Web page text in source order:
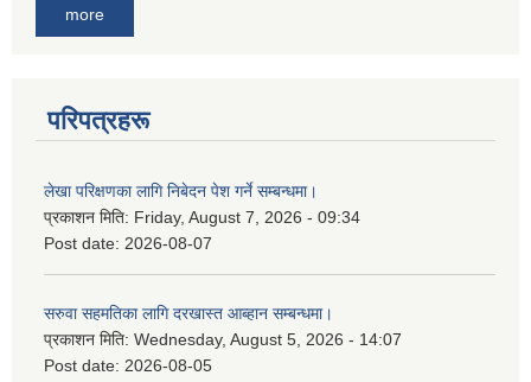
more
परिपत्रहरू
लेखा परिक्षणका लागि निबेदन पेश गर्ने सम्बन्धमा।
प्रकाशन मिति: Friday, August 7, 2026 - 09:34
Post date: 2026-08-07
सरुवा सहमतिका लागि दरखास्त आब्हान सम्बन्धमा।
प्रकाशन मिति: Wednesday, August 5, 2026 - 14:07
Post date: 2026-08-05